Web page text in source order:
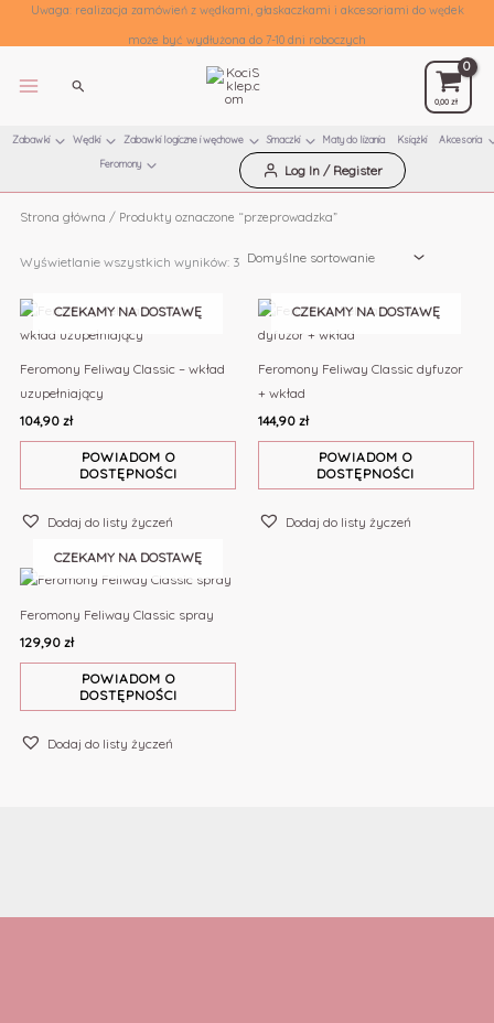
Przejdź
treści
Uwaga: realizacja zamówień z wędkami, głaskaczkami i akcesoriami do wędek
może być wydłużona do 7-10 dni roboczych
Szukaj
0,00zł
Zabawki Wędki Zabawki logiczne i węchowe Smaczki Maty do lizania Książki
Akcesoria
Feromony
Log In / Register
Strona główna / Produkty oznaczone “przeprowadzka”
przeprowadzka
Wyświetlanie wszystkich wyników: 3
CZEKAMY NA DOSTAWĘ
Feromony Feliway Classic – wkład
uzupełniający
104,90zł
POWIADOM O
DOSTĘPNOŚCI
Dodaj do listy życzeń
CZEKAMY NA DOSTAWĘ
Feromony Feliway Classic dyfuzor
+ wkład
144,90 zł
POWIADOM O
DOSTĘPNOŚCI
Dodaj do listy życzeń
CZEKAMY NA DOSTAWĘ
Feromony Feliway Classic spray
129,90zł
POWIADOM O
DOSTĘPNOŚCI
Dodaj do listy życzeń